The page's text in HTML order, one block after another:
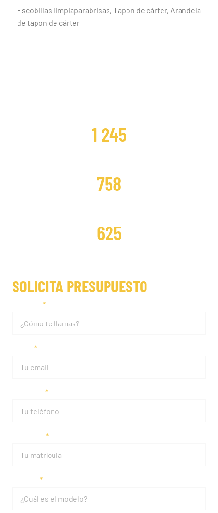
Escobillas limpiaparabrisas, Tapon de cárter, Arandela
de tapon de cárter
SOLICITA PRESUPUESTO
1 245
758
625